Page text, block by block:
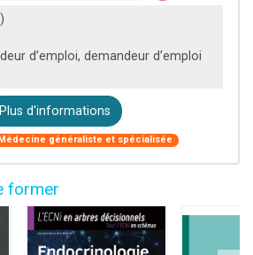
d’emploi, demandeur d’emploi
Plus d'informations
Médecine généraliste et spécialisée
former